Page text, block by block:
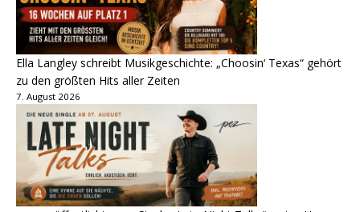
Ella Langley schreibt Musikgeschichte: „Choosin‘ Texas“ gehört
zu den größten Hits aller Zeiten
7. August 2026